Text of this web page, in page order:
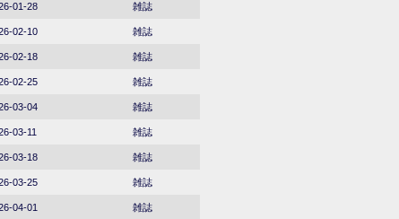
01-28 雑誌
02-10 雑誌
02-18 雑誌
02-25 雑誌
03-04 雑誌
03-11 雑誌
03-18 雑誌
03-25 雑誌
04-01 雑誌